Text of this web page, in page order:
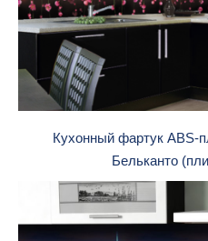
Кухонный фартук ABS-
Бельканто